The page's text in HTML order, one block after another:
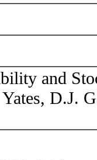
and
D.J.